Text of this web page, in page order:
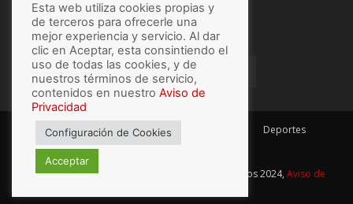
SÍGUENOS
México Mundo Economía
Deportes
Espectaculos
© Hecho con por N24.mx, Derechos Reservados 2024, Aviso de
Esta web utiliza cookies propias y
de terceros para ofrecerle una
mejor experiencia y servicio. Al dar
clic en Aceptar, esta consintiendo el
uso de todas las cookies, y de
nuestros términos de servicio,
contenidos en nuestro Aviso de
Privacidad
Configuración de Cookies
Acceptar